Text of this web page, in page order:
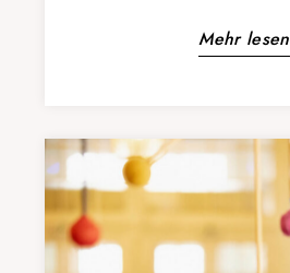
Mehr lesen